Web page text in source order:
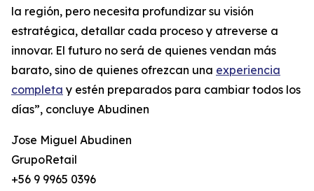
la región, pero necesita profundizar su visión
estratégica, detallar cada proceso y atreverse a
innovar. El futuro no será de quienes vendan más
barato, sino de quienes ofrezcan una experiencia
completa y estén preparados para cambiar todos los
días”, concluye Abudinen
Jose Miguel Abudinen
GrupoRetail
+56 9 9965 0396